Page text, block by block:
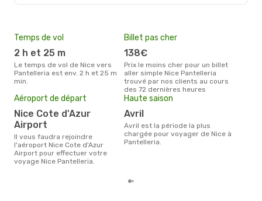
Temps de vol
2 h et 25 m
Le temps de vol de Nice vers
Pantelleria est env. 2 h et 25 m
min.
Billet pas cher
138€
Prix le moins cher pour un billet
aller simple Nice Pantelleria
trouvé par nos clients au cours
des 72 dernières heures
Aéroport de départ
Nice Cote d'Azur
Airport
Il vous faudra rejoindre
l'aéroport Nice Cote d'Azur
Airport pour effectuer votre
voyage Nice Pantelleria.
Haute saison
avril
avril est la période la plus
chargée pour voyager de Nice à
Pantelleria.